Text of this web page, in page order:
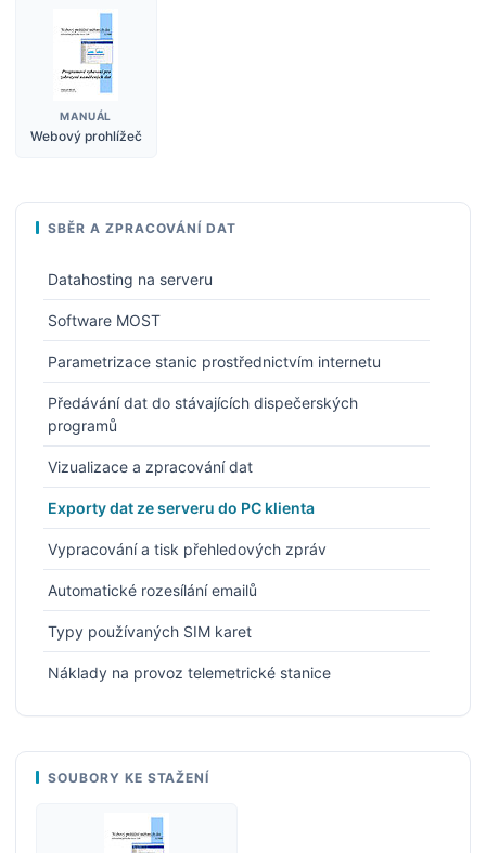
MANUÁL
Webový prohlížeč
SBĚR A ZPRACOVÁNÍ DAT
Datahosting na serveru
Software MOST
Parametrizace stanic prostřednictvím internetu
Předávání dat do stávajících dispečerských
programů
Vizualizace a zpracování dat
Exporty dat ze serveru do PC klienta
Vypracování a tisk přehledových zpráv
Automatické rozesílání emailů
Typy používaných SIM karet
Náklady na provoz telemetrické stanice
SOUBORY KE STAŽENÍ